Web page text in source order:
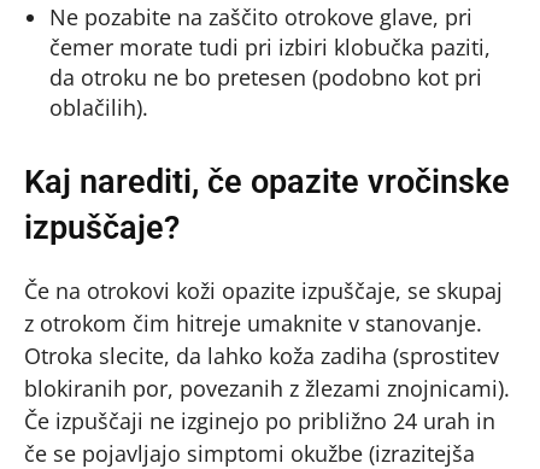
Ne pozabite na zaščito otrokove glave, pri
čemer morate tudi pri izbiri klobučka paziti,
da otroku ne bo pretesen (podobno kot pri
oblačilih).
Kaj narediti, če opazite vročinske
izpuščaje?
Če na otrokovi koži opazite izpuščaje, se skupaj
z otrokom čim hitreje umaknite v stanovanje.
Otroka slecite, da lahko koža zadiha (sprostitev
blokiranih por, povezanih z žlezami znojnicami).
Če izpuščaji ne izginejo po približno 24 urah in
če se pojavljajo simptomi okužbe (izrazitejša